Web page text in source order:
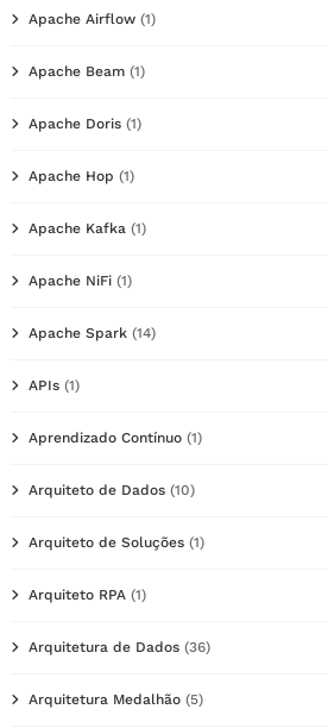
Apache Airflow (1)
Apache Beam (1)
Apache Doris (1)
Apache Hop (1)
Apache Kafka (1)
Apache NiFi (1)
Apache Spark (14)
APIs (1)
Aprendizado Contínuo (1)
Arquiteto de Dados (10)
Arquiteto de Soluções (1)
Arquiteto RPA (1)
Arquitetura de Dados (36)
Arquitetura Medalhão (5)